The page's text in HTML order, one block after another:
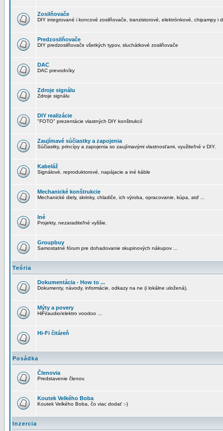
Zosilňovače
DIY integrované i koncové zosilňovače, tranzistorové, elektrónkové, chipampy i
Predzosilňovače
DIY predzosilňovače všetkých typov, sluchátkové zosilňovače
DAC
DAC prevodníky
Zdroje signálu
Zdroje signálu
DIY realizácie
"FOTO" prezentácie vlastných DIY konštrukcií
Zaujímavé súčiastky a zapojenia
Súčiastky, princípy a zapojenia so zaujímavými vlastnosťami, využiteľné v DIY.
Kabeláž
Signálové, reproduktorové, napájacie a iné káble
Mechanické konštrukcie
Mechanické diely, skrinky, chladiče, ich výroba, opracovanie, kúpa, atď ...
Iné
Projekty, nezaraditeľné vyššie.
Groupbuy
Samostatné fórum pre dohadovanie skupinových nákupov ...
Teória
Dokumentácia - How to ...
Dokumenty, návody, informácie, odkazy na ne (i lokálne uložená).
Mýty a povery
HiFi/audio/elektro voodoo ...
Hi-Fi čitáreň
Posádka
Členovia
Predstavenie členov.
Koutek Velkého Boba
Koutek Velkého Boba, čo viac dodať :-)
Inzercia